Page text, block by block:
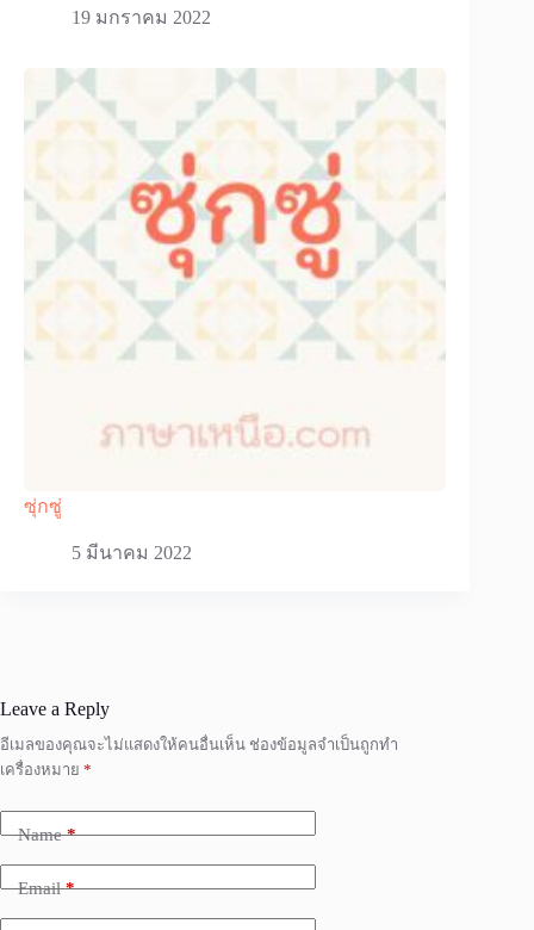
19 มกราคม 2022
ซุ่กซู่
5 มีนาคม 2022
Leave a Reply
อีเมลของคุณจะไม่แสดงให้คนอื่นเห็น ช่องข้อมูลจำเป็นถูกทำ
เครื่องหมาย *
Name*
Email*